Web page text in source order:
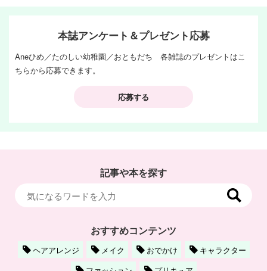
本誌アンケート＆プレゼント応募
Aneひめ／たのしい幼稚園／おともだち 各雑誌のプレゼントはこ
ちらから応募できます。
応募する
記事や本を探す
おすすめコンテンツ
ヘアアレンジ メイク おでかけ
キャラクター